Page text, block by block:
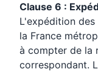
Clause 6 :
L'expédition
la France
à compter de la
correspondant.